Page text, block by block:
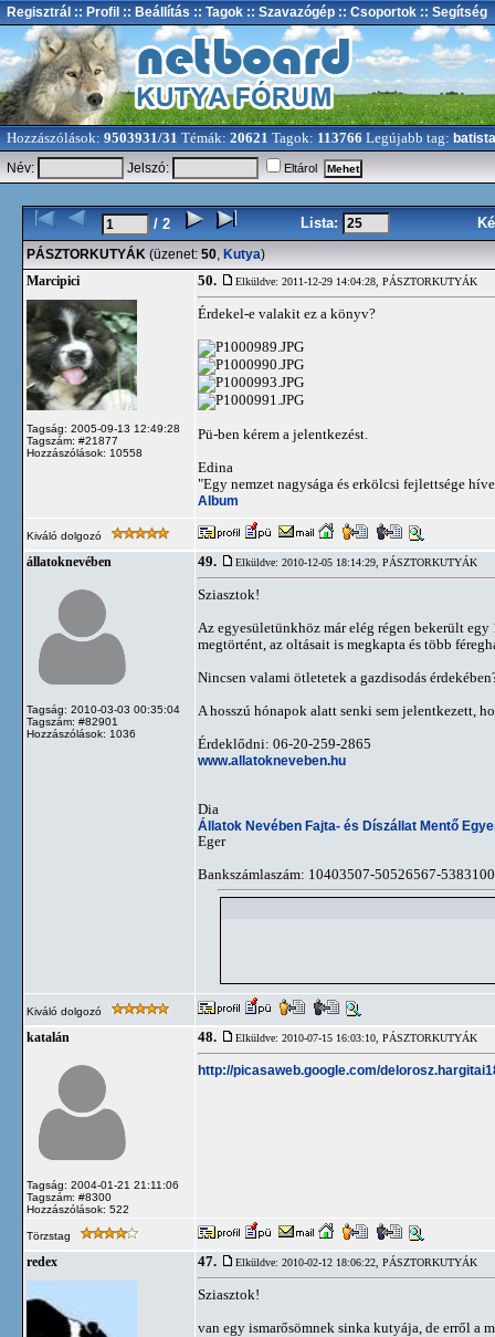
Regisztrál :: Profil :: Beállítás :: Tagok :: Szavazógép :: Csoportok :: Segítség
Hozzászólások: 9503931/31 Témák: 20621 Tagok: 113766 Legújabb tag: batista
Név:
Jelszó: Eltárol
/ 2 Lista:
PÁSZTORKUTYÁK (üzenet: 50, Kutya)
Marcipici
Tagság: 2005-09-13 12:49:28
Tagszám: #21877
Hozzászólások: 10558
50. Elküldve: 2011-12-29 14:04:28, PÁSZTORKUTYÁK
Érdekel-e valakit ez a könyv?
Pü-ben kérem a jelentkezést.
Edina
"Egy nemzet nagysága és erkölcsi fejlettsége
Album
Kiváló dolgozó
állatoknevében
Tagság: 2010-03-03 00:35:04
Tagszám: #82901
Hozzászólások: 1036
49. Elküldve: 2010-12-05 18:14:29, PÁSZTORKUTYÁK
Sziasztok!
Az egyesületünkhöz már elég régen bekerült
megtörtént, az oltásait is megkapta és több
Nincsen valami ötletetek a gazdisodás
A hosszú hónapok alatt senki sem jelentkezett,
Érdeklődni: 06-20-259-2865
www.allatokneveben.hu
Dia
Állatok Nevében Fajta- és Díszállat Mentő
Eger
Bankszámlaszám: 10403507-50526567-
Kiváló dolgozó
katalán
Tagság: 2004-01-21 21:11:06
Tagszám: #8300
Hozzászólások: 522
48. Elküldve: 2010-07-15 16:03:10, PÁSZTORKUTYÁK
http://picasaweb.google.com/
Törzstag
redex 47. Elküldve: 2010-02-12 18:06:22, PÁSZTORKUTYÁK
Sziasztok!
van egy ismarősömnek sinka kutyája, de erről a